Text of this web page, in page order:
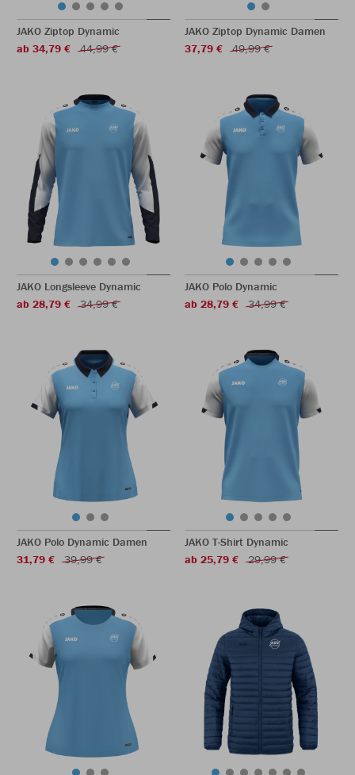
JAKO Ziptop Dynamic
ab 34,79 €
44,99 €
JAKO Ziptop Dynamic Damen
37,79 €
49,99 €
JAKO Longsleeve Dynamic
ab 28,79 €
34,99 €
JAKO Polo Dynamic
ab 28,79 €
34,99 €
JAKO Polo Dynamic Damen
31,79 €
39,99 €
JAKO T-Shirt Dynamic
ab 25,79 €
29,99 €